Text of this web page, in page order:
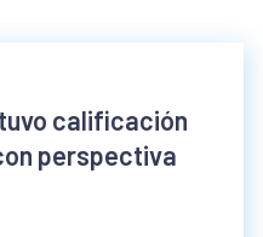
calificación
perspectiva